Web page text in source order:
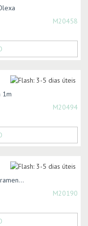
M20458
1m
M20494
M20190